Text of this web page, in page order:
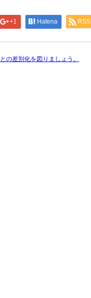
+1 Hatena RSS
の差別化を図りましょう。